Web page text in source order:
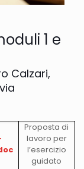
1 e
Calzari,
Proposta di
lavoro per
l’esercizio
guidato